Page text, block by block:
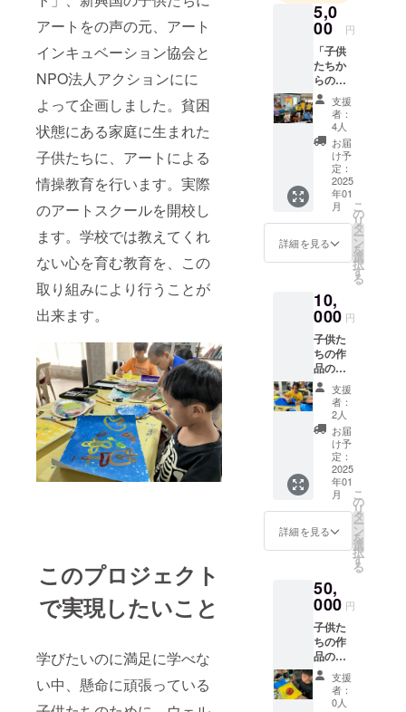
アートをの声の元、アート
インキュベーション協会と
NPO法人アクションにに
よって企画しました。貧困
状態にある家庭に生まれた
子供たちに、アートによる
情操教育を行います。実際
のアートスクールを開校し
ます。学校では教えてくれ
ない心を育む教育を、この
取り組みにより行うことが
出来ます。
このプロジェクト
で実現したいこと
学びたいのに満足に学べな
い中、懸命に頑張っている
5,0
00 円
「子供
たちか
らの感
謝の手
紙」
アート
スクー
ルが開
校し、
アート
を学ん
だ喜び
などの
感謝の
メール
きます
また、
スクー
ルの運
営状
況、子
供たち
の喜び
の声な
どを１
年間毎
月御報
告しま
す 多
くの子
供たち
から
の手紙
があり
で 是
非、複
数口も
御支援
くださ
支援
者：
4人
お届
け予
定：
2025
年01
月
詳細を見る
こ
の
リ
タ
ー
ン
を
選
択
す
る
10,
000 円
子供た
ちの作
品の素
敵なポ
スト
カード
をデー
タ化し
てメー
ルで送
りま
す。 ま
た、ス
クール
の運営
ちの喜
びの声
などを
１年間
毎月御
報告し
ます 多
くの子
供たち
支援
者：
2人
お届
け予
定：
2025
年01
月
詳細を見る
こ
の
リ
タ
ー
ン
を
選
択
す
る
50,
000 円
子供た
ちの作
品の原
画を届
けま
す。 ま
支援
者：
0人